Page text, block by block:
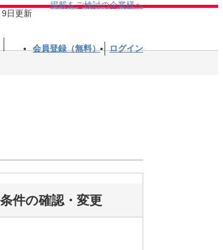
日更新
掲載をご検討の企業様へ
会員登録（無料） ログイン
件の確認・変更